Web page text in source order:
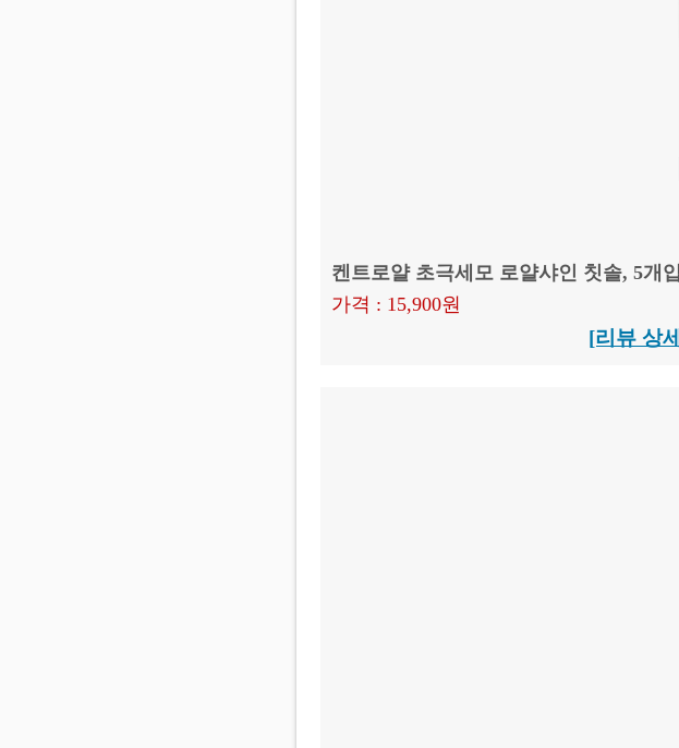
켄트로얄 초극세모 로얄샤인 칫솔, 5개
가격 : 15,900원
[리뷰 상